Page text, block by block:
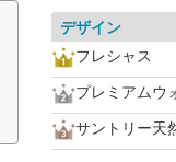
デザイン
フレシャス
プレミアムウ
サントリー天